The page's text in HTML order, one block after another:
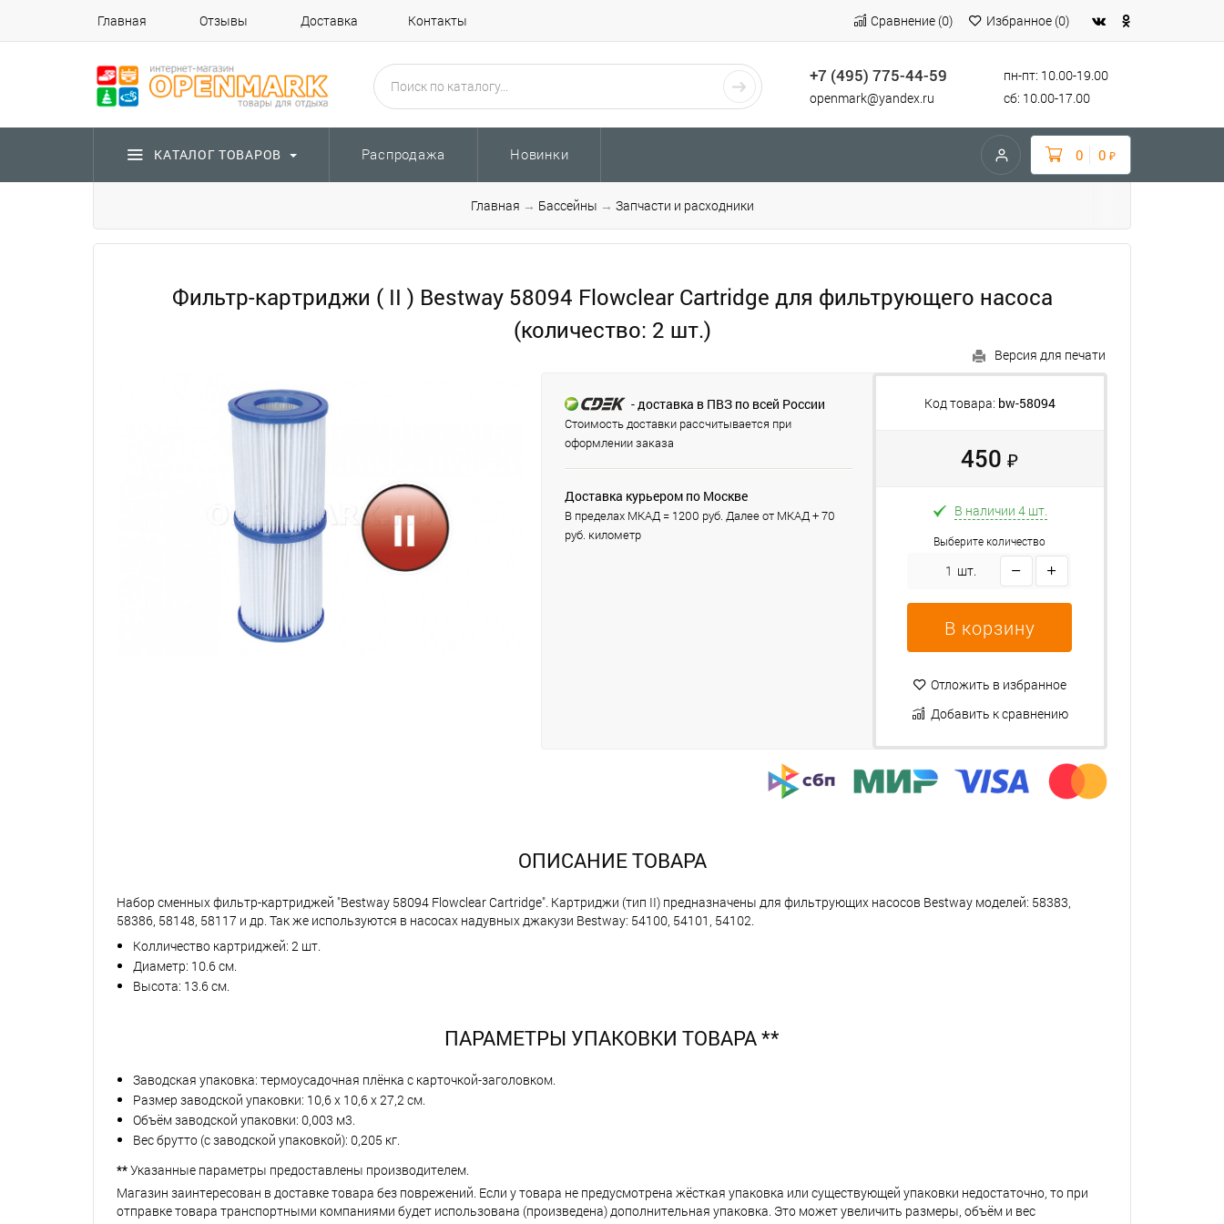
Главная Отзывы Доставка Контакты Сравнение (0) Избранное (0)
+7 (495) 775-44-59
openmark@yandex.ru
пн-пт: 10.00-19.00
сб: 10.00-17.00
КАТАЛОГ ТОВАРОВ Распродажа Новинки 0 0 ₽
Главная → Бассейны → Запчасти и расходники
Фильтр-картриджи ( II ) Bestway 58094 Flowclear Cartridge для фильтрующего насоса
(количество: 2 шт.)
Версия для печати
Код товара: bw-58094
450 ₽
В наличии 4 шт.
Выберите количество
шт.
В корзину
Отложить в избранное
Добавить к сравнению
- доставка в ПВЗ по всей России
Стоимость доставки рассчитывается при
оформлении заказа
Доставка курьером по Москве
В пределах МКАД = 1200 руб. Далее от МКАД + 70
руб. километр
ОПИСАНИЕ ТОВАРА
Набор сменных фильтр-картриджей "Bestway 58094 Flowclear Cartridge". Картриджи (тип II) предназначены для фильтрующих насосов Bestway моделей: 58383,
58386, 58148, 58117 и др. Так же используются в насосах надувных джакузи Bestway: 54100, 54101, 54102.
Колличество картриджей: 2 шт.
Диаметр: 10.6 см.
Высота: 13.6 см.
ПАРАМЕТРЫ УПАКОВКИ ТОВАРА **
Заводская упаковка: термоусадочная плёнка с карточкой-заголовком.
Размер заводской упаковки: 10,6 х 10,6 х 27,2 см.
Объём заводской упаковки: 0,003 м3.
Вес брутто (с заводской упаковкой): 0,205 кг.
**Указанные параметры предоставлены производителем.
Магазин заинтересован в доставке товара без поврежений. Если у товара не предусмотрена жёсткая упаковка или существующей упаковки недостаточно, то при
отправке товара транспортными компаниями будет использована (произведена) дополнительная упаковка. Это может увеличить размеры, объём и вес